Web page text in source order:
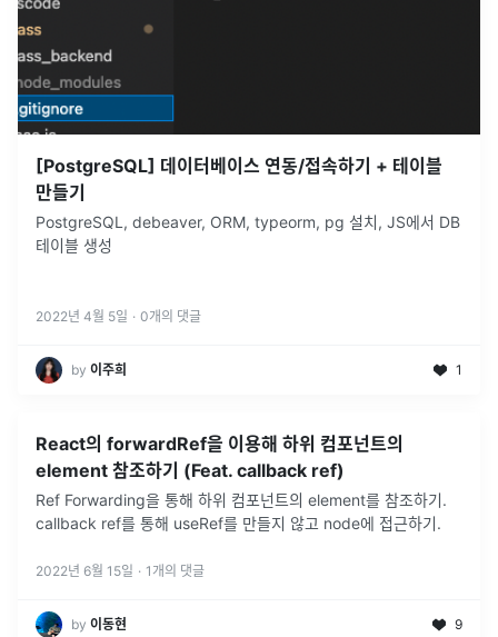
[PostgreSQL] 데이터베이스 연동/접속하기 + 테이블
만들기
PostgreSQL, debeaver, ORM, typeorm, pg 설치, JS에서 DB
테이블 생성
2022년 4월 5일 · 0개의 댓글
by 이주희 1
React의 forwardRef을 이용해 하위 컴포넌트의
element 참조하기 (Feat. callback ref)
Ref Forwarding을 통해 하위 컴포넌트의 element를 참조하기.
callback ref를 통해 useRef를 만들지 않고 node에 접근하기.
2022년 6월 15일 · 1 개의 댓글
by 이동현 9